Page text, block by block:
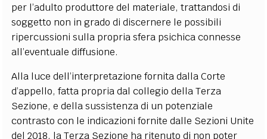
per l’adulto produttore del materiale, trattandosi di
soggetto non in grado di discernere le possibili
ripercussioni sulla propria sfera psichica connesse
all’eventuale diffusione.
Alla luce dell’interpretazione fornita dalla Corte
d’appello, fatta propria dal collegio della Terza
Sezione, e della sussistenza di un potenziale
contrasto con le indicazioni fornite dalle Sezioni Unite
del 2018, la Terza Sezione ha ritenuto di non poter